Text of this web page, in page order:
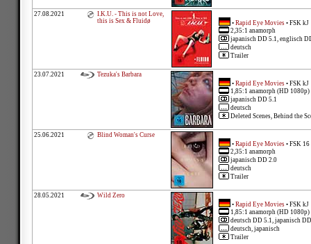
27.08.2021
I.K.U. - This is not Love,
this is Sex & Fluidø
• Rapid Eye Movies • FSK kJ
2,35:1 anamorph
japanisch DD 5.1, englisch
deutsch
Trailer
23.07.2021
Tezuka's Barbara
• Rapid Eye Movies • FSK kJ
1,85:1 anamorph (HD 1080p)
japanisch DD 5.1
deutsch
Deleted Scenes, Behind the
25.06.2021
Blind Woman's Curse
• Rapid Eye Movies • FSK 16
2,35:1 anamorph
japanisch DD 2.0
deutsch
Trailer
28.05.2021
Wild Zero
• Rapid Eye Movies • FSK kJ
1,85:1 anamorph (HD 1080p)
deutsch DD 5.1, japanisch
deutsch, japanisch
Trailer